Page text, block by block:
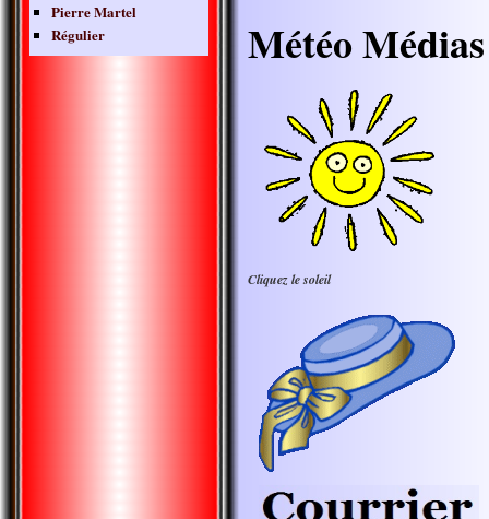
Pierre Martel
Régulier
Météo Médias
Cliquez le soleil